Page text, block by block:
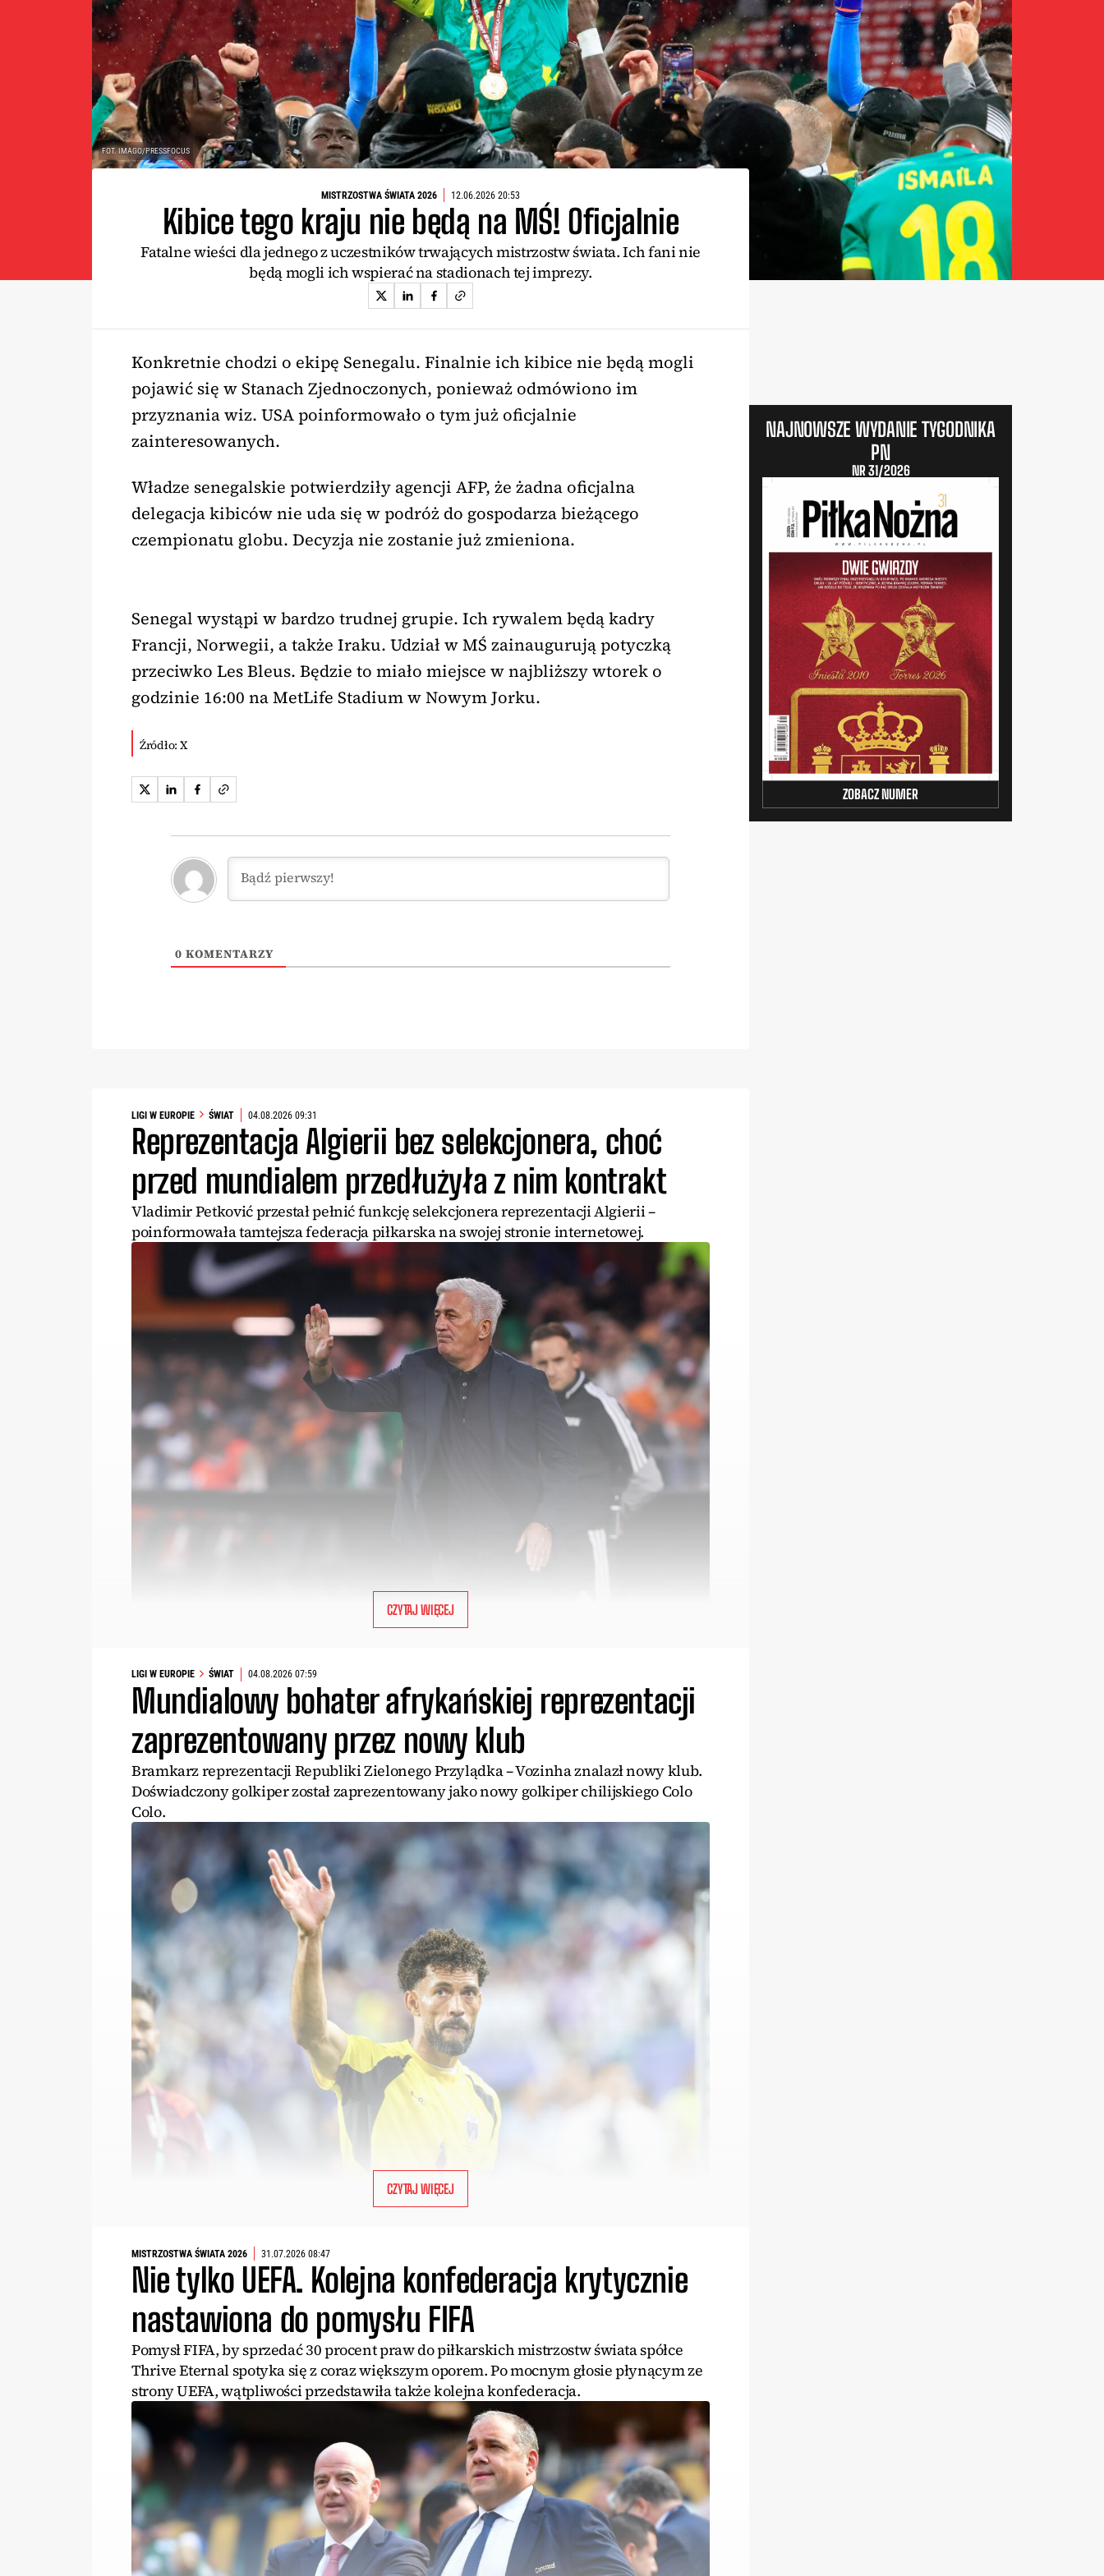
FOT. IMAGO/PRESSFOCUS
MISTRZOSTWA ŚWIATA 2026 12.06.2026 20:53
Kibice tego kraju nie będą na MŚ! Oficjalnie
Fatalne wieści dla jednego z uczestników trwających mistrzostw świata. Ich fani nie
będą mogli ich wspierać na stadionach tej imprezy.
Konkretnie chodzi o ekipę Senegalu. Finalnie ich kibice nie będą mogli
pojawić się w Stanach Zjednoczonych, ponieważ odmówiono im
przyznania wiz. USA poinformowało o tym już oficjalnie
zainteresowanych.
Władze senegalskie potwierdziły agencji AFP, że żadna oficjalna
delegacja kibiców nie uda się w podróż do gospodarza bieżącego
czempionatu globu. Decyzja nie zostanie już zmieniona.
Senegal wystąpi w bardzo trudnej grupie. Ich rywalem będą kadry
Francji, Norwegii, a także Iraku. Udział w MŚ zainaugurują potyczką
przeciwko Les Bleus. Będzie to miało miejsce w najbliższy wtorek o
godzinie 16:00 na MetLife Stadium w Nowym Jorku.
Źródło: X
0 KOMENTARZY
NAJNOWSZE WYDANIE TYGODNIKA
PN
NR 31/2026
ZOBACZ NUMER
LIGI W EUROPIE ŚWIAT 04.08.2026 09:31
Reprezentacja Algierii bez selekcjonera, choć
przed mundialem przedłużyła z nim kontrakt
Vladimir Petković przestał pełnić funkcję selekcjonera reprezentacji Algierii –
poinformowała tamtejsza federacja piłkarska na swojej stronie internetowej.
CZYTAJ WIĘCEJ
LIGI W EUROPIE ŚWIAT 04.08.2026 07:59
Mundialowy bohater afrykańskiej reprezentacji
zaprezentowany przez nowy klub
Bramkarz reprezentacji Republiki Zielonego Przylądka – Vozinha znalazł nowy klub.
Doświadczony golkiper został zaprezentowany jako nowy golkiper chilijskiego Colo
Colo.
CZYTAJ WIĘCEJ
MISTRZOSTWA ŚWIATA 2026 31.07.2026 08:47
Nie tylko UEFA. Kolejna konfederacja krytycznie
nastawiona do pomysłu FIFA
Pomysł FIFA, by sprzedać 30 procent praw do piłkarskich mistrzostw świata spółce
Thrive Eternal spotyka się z coraz większym oporem. Po mocnym głosie płynącym ze
strony UEFA, wątpliwości przedstawiła także kolejna konfederacja.